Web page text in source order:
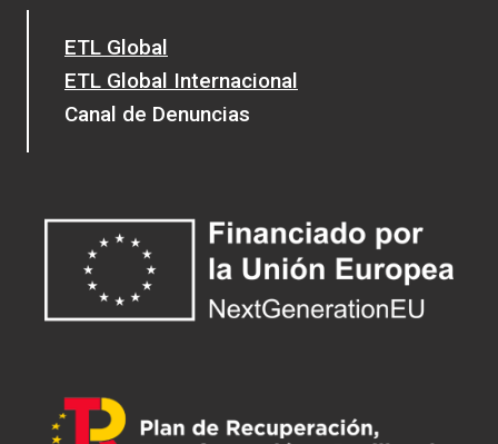
ETL Global
ETL Global Internacional
Canal de Denuncias